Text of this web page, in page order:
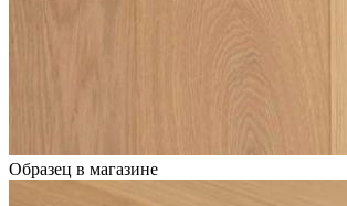
Образец в магазине